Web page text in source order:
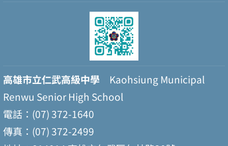
高雄市立仁武高級中學 Kaohsiung Municipal
Renwu Senior High School
電話：(07) 372-1640
傳真：(07) 372-2499